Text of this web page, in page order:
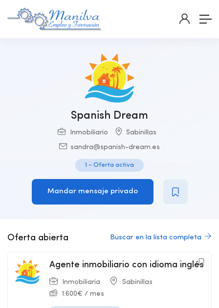
Spanish Dream
Inmobiliario Sabinillas
sandra@spanish-dream.es
1 - Oferta activa
Mandar mensaje privado
Oferta abierta Buscar en la lista completa
Agente inmobiliario con idioma inglés
Inmobiliaria
Sabinillas
1.600€ / mes